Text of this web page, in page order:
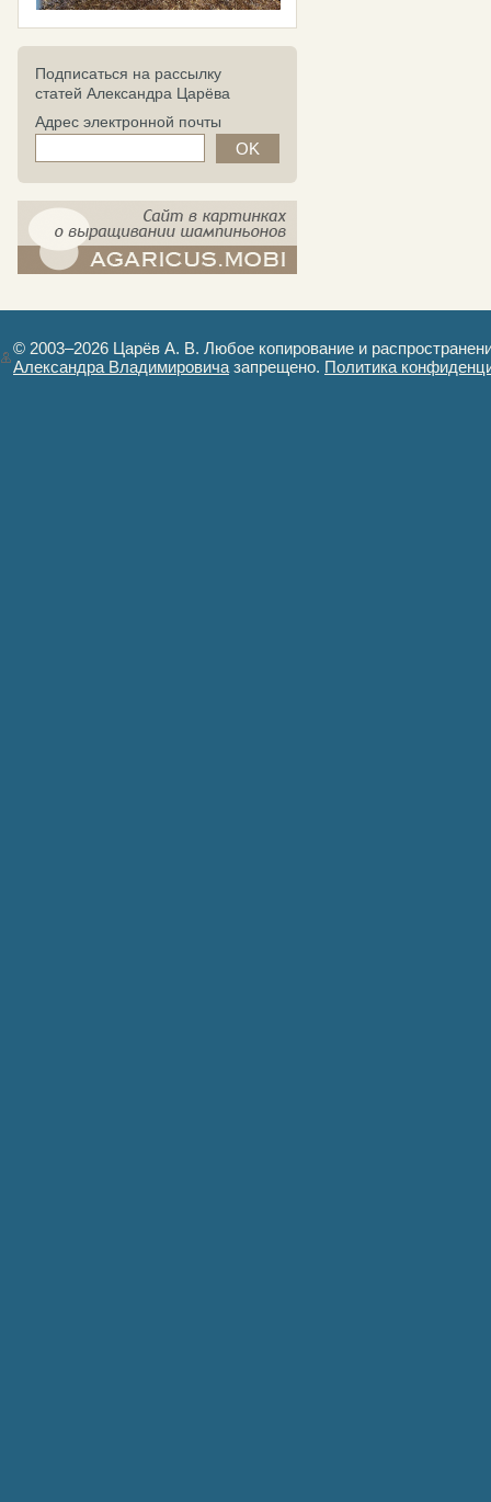
Подписаться на рассылку
статей Александра Царёва
Адрес электронной почты
© 2003–2026 Царёв А. В. Любое копирование и
Александра Владимировича запрещено. Политика
Авторизация